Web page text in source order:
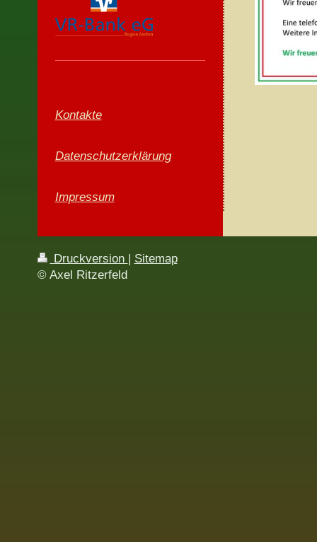
Kontakte
Datenschutzerklärung
Impressum
Druckversion | Sitemap
© Axel Ritzerfeld